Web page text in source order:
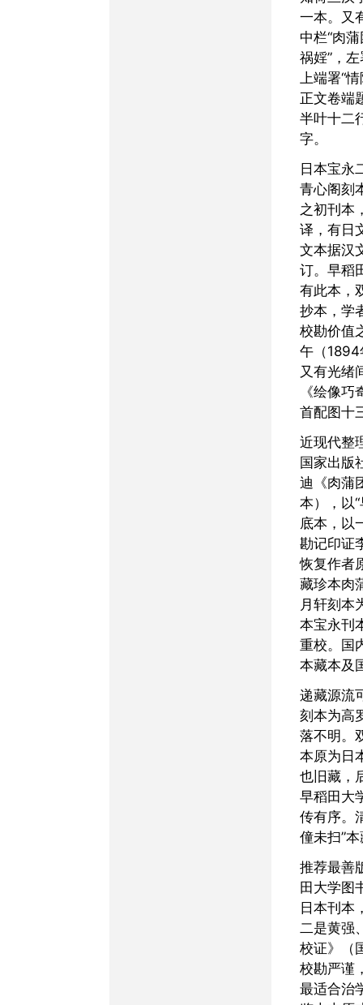
一本。又
中栏“肉
祸婬”，
上端署“
正文卷端
半叶十二
字。
日本宝永二年（1705年）
青心阁刻
之初刊本
译，有日
文本据汉
订。早稻
有此本，
抄本，学
校勘价值
午（1894
又有光绪
《绘像
首配图十
近现代整理本不一。台湾
国家出版
迪《肉蒲
本），以
底本，以
勘记印证
恢复作者
藏珍本肉
月轩刻本
本宝永刊
重校。国
本藏本及
递藏源流可考者，凤山楼
刻本为高
落不明。
本原为日
也旧藏，
早稻田大
传有序。
僮未扫”
推荐最善版本，一是早稻
田大学图
日本刊本
二是黄强
校证》（
校勘严谨
最适合治